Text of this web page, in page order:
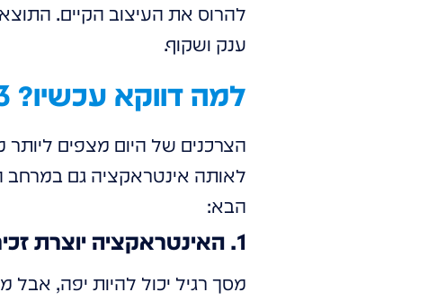
להרוס את העיצוב הקיים.
ענק ושקוף.
למה דווקא עכשיו? 3 סיבות לשדרג לתצוגה אינטראקטיבית
הצרכנים של היום מצפים
לאותה אינטראקציה גם
הבא:
1. האינטראקציה יוצרת זכירות (Engagement)
מסך רגיל יכול להיות יפה,